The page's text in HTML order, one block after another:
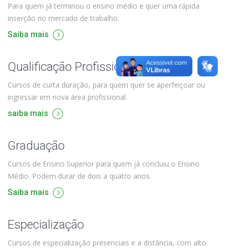
Para quem já terminou o ensino médio e quer uma rápida
inserção no mercado de trabalho.
Saiba mais
Qualificação Profissional e Idiomas
Cursos de curta duração, para quem quer se aperfeiçoar ou
ingressar em nova área profissional.
saiba mais
Graduação
Cursos de Ensino Superior para quem já concluiu o Ensino
Médio. Podem durar de dois a quatro anos.
Saiba mais
Especialização
Cursos de especialização presenciais e a distância, com alto